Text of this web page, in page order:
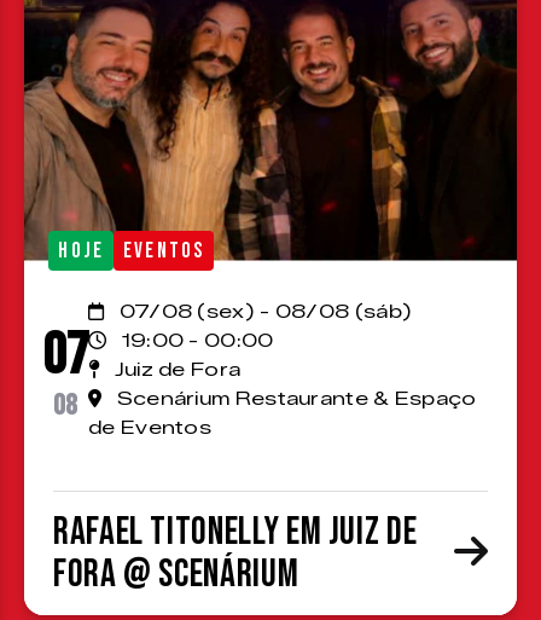
HOJE EVENTOS
07
08
07/08 (sex) - 08/08 (sáb)
19:00 - 00:00
Juiz de Fora
Scenárium Restaurante & Espaço
de Eventos
Rafael Titonelly em Juiz de
Fora @ Scenárium